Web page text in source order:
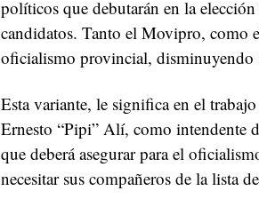
políticos que debutarán en la
candidatos. Tanto el Movipro, como
oficialismo provincial, disminuyendo
Esta variante, le significa en el
Ernesto “Pipi” Alí, como intendente
que deberá asegurar para el
necesitar sus compañeros de la lista